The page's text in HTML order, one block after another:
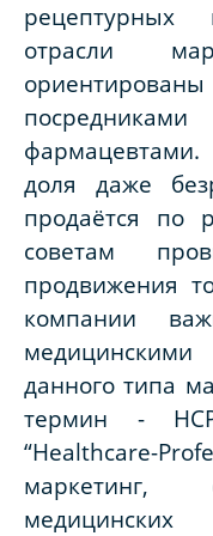
отрасли
фармацевтами.
доля даже
продаётся по
советам
продвижения
компании
данного типа
термин -
“Healthcare-
маркетинг,